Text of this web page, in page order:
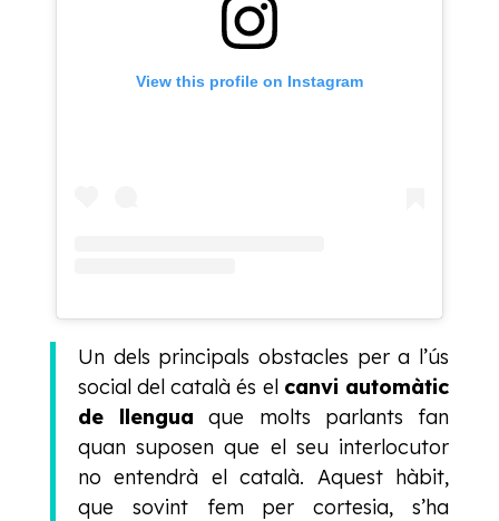
View this profile on Instagram
Un dels principals obstacles per a l’ús
social del català és el canvi automàtic
de llengua que molts parlants fan
quan suposen que el seu interlocutor
no entendrà el català. Aquest hàbit,
que sovint fem per cortesia, s’ha